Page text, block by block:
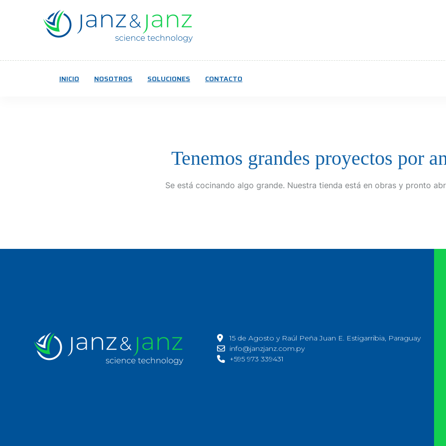
INICIO NOSOTROS SOLUCIONES CONTACTO
Tenemos grandes proyectos por
Se está cocinando algo grande. Nuestra tienda está en obras y pronto
15 de Agosto y Raúl Peña Juan E. Estigarribia, Paraguay
info@janzjanz.com.py
+595 973 339431